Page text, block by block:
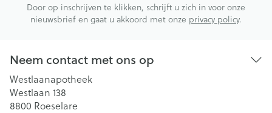
Door op inschrijven te klikken, schrijft u zich in voor onze
nieuwsbrief en gaat u akkoord met onze privacy policy.
Neem contact met ons op
Westlaanapotheek
Westlaan 138
8800 Roeselare